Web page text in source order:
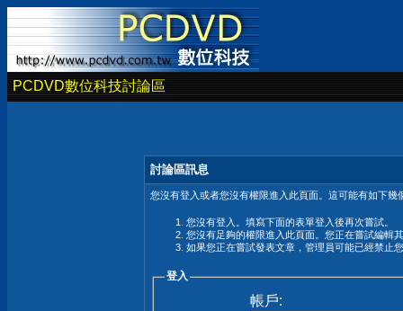
PCDVD數位科技討論區
討論區訊息
您沒有登入或者您沒有權限進入此頁面。這可能有如下幾
您沒有登入。填寫下面的表單登入後再次嘗試。
您沒有足夠的權限進入此頁面。您正在嘗試編輯
如果您正在嘗試發表文章，管理員可能已經禁止
登入
帳戶: